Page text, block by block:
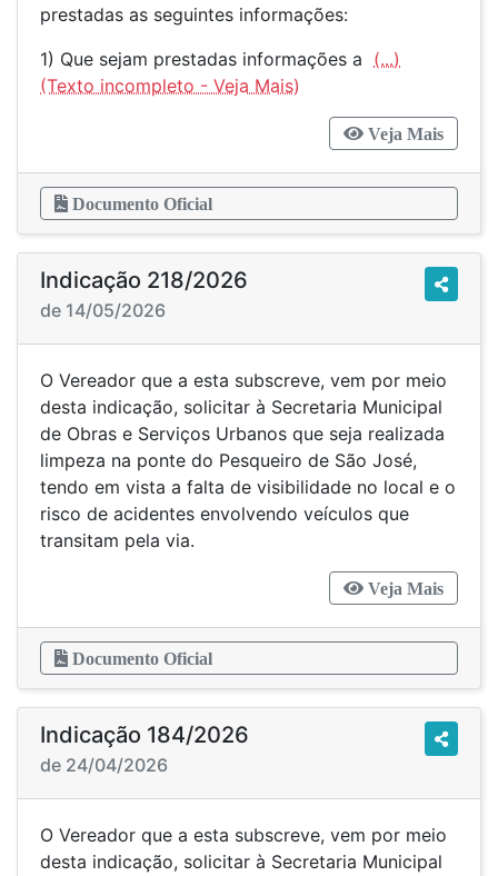
prestadas as seguintes informações:
1) Que sejam prestadas informações a (...)
Veja Mais
Documento Oficial
Indicação 218/2026
de 14/05/2026
O Vereador que a esta subscreve, vem por meio
desta indicação, solicitar à Secretaria Municipal
de Obras e Serviços Urbanos que seja realizada
limpeza na ponte do Pesqueiro de São José,
tendo em vista a falta de visibilidade no local e o
risco de acidentes envolvendo veículos que
transitam pela via.
Veja Mais
Documento Oficial
Indicação 184/2026
de 24/04/2026
O Vereador que a esta subscreve, vem por meio
desta indicação, solicitar à Secretaria Municipal